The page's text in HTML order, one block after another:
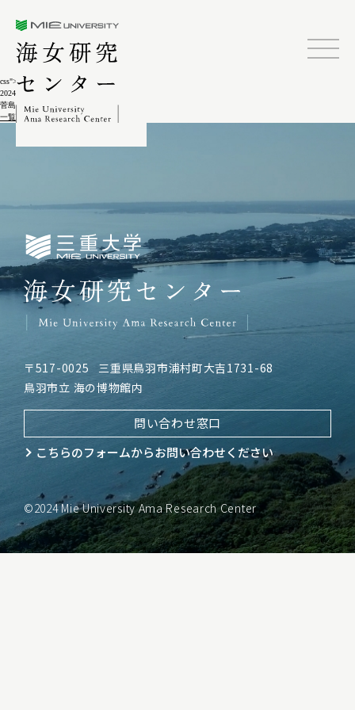
css">
2024.02.04
菅島しろんご祭11-6
一覧に戻る
三重大学海女研究センター
〒517-0025
三重県鳥羽市浦村町大吉1731-68
鳥羽市立 海の博物館内
問い合わせ窓口
こちらのフォームからお問い合わせください
©2024 Mie University Ama Research Center